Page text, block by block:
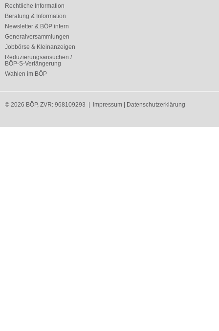
Rechtliche Information
Beratung & Information
Newsletter & BÖP intern
Generalversammlungen
Jobbörse & Kleinanzeigen
Reduzierungsansuchen /
BÖP-S-Verlängerung
Wahlen im BÖP
© 2026 BÖP, ZVR: 968109293 | Impressum Datenschutzerklärung